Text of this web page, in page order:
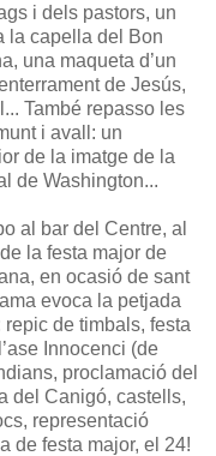
i dels pastors, un
la capella del Bon
una maqueta d’un
de Jesús,
També repasso les
i avall: un
de la imatge de la
de Washington...
al bar del Centre, al
la festa major de
en ocasió de sant
evoca la petjada
de timbals, festa
Innocenci (de
proclamació del
del Canigó, castells,
representació
de festa major, el 24!